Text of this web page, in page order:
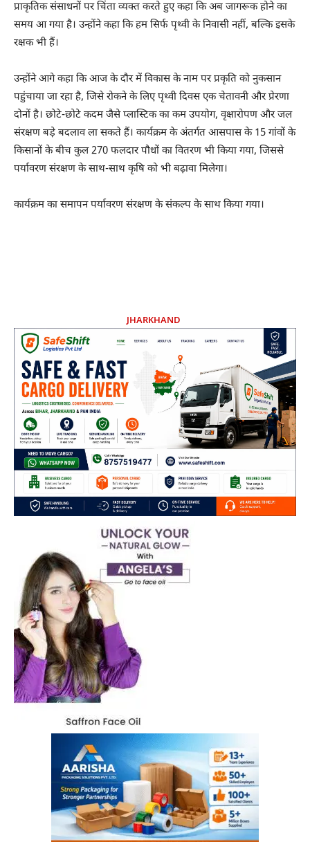
प्राकृतिक संसाधनों पर चिंता व्यक्त करते हुए कहा कि अब जागरूक होने का
समय आ गया है। उन्होंने कहा कि हम सिर्फ पृथ्वी के निवासी नहीं, बल्कि इसके
रक्षक भी हैं।
उन्होंने आगे कहा कि आज के दौर में विकास के नाम पर प्रकृति को नुकसान
पहुंचाया जा रहा है, जिसे रोकने के लिए पृथ्वी दिवस एक चेतावनी और प्रेरणा
दोनों है। छोटे-छोटे कदम जैसे प्लास्टिक का कम उपयोग, वृक्षारोपण और जल
संरक्षण बड़े बदलाव ला सकते हैं। कार्यक्रम के अंतर्गत आसपास के 15 गांवों के
किसानों के बीच कुल 270 फलदार पौधों का वितरण भी किया गया, जिससे
पर्यावरण संरक्षण के साथ-साथ कृषि को भी बढ़ावा मिलेगा।
कार्यक्रम का समापन पर्यावरण संरक्षण के संकल्प के साथ किया गया।
JHARKHAND